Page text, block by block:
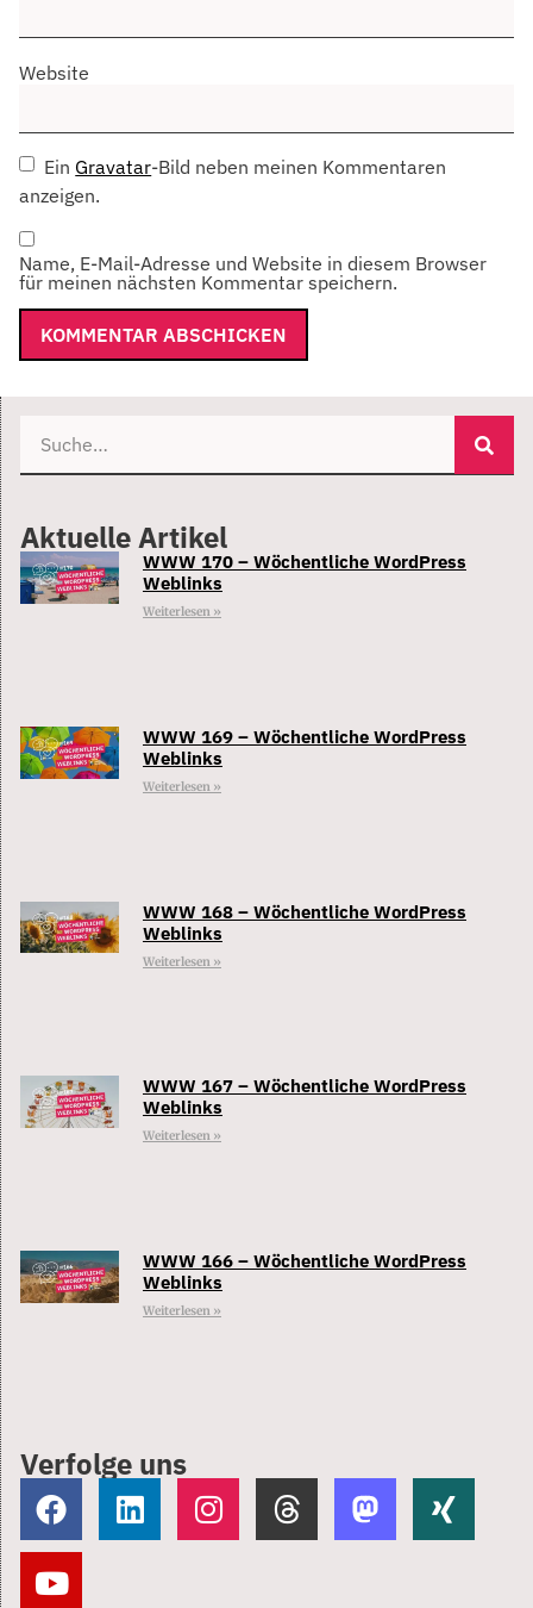
Website
Ein Gravatar-Bild neben meinen Kommentaren
anzeigen.
Name, E-Mail-Adresse und Website in diesem Browser
für meinen nächsten Kommentar speichern.
Aktuelle Artikel
WWW 170 – Wöchentliche WordPress
Weblinks
Weiterlesen »
WWW 169 – Wöchentliche WordPress
Weblinks
Weiterlesen »
WWW 168 – Wöchentliche WordPress
Weblinks
Weiterlesen »
WWW 167 – Wöchentliche WordPress
Weblinks
Weiterlesen »
WWW 166 – Wöchentliche WordPress
Weblinks
Weiterlesen »
Verfolge uns